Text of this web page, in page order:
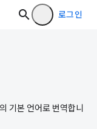
로그인
기본 언어로 번역합니